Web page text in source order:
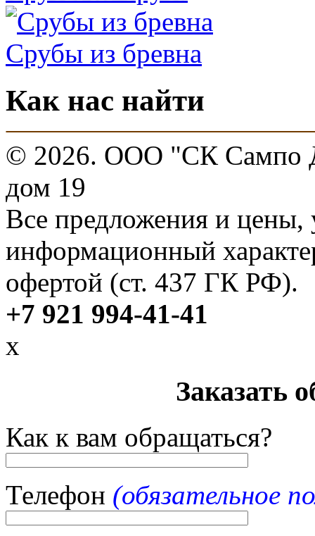
Срубы из бревна
Как нас найти
© 2026. ООО "СК Сампо
дом 19
Все предложения и цены,
информационный
офертой (ст. 437 ГК РФ).
+7 921 994-41-41
x
Заказать
Как к вам обращаться?
Телефон (обязательное